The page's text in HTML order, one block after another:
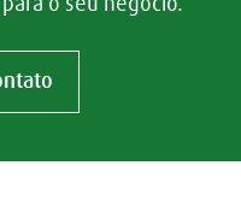
o seu negócio.